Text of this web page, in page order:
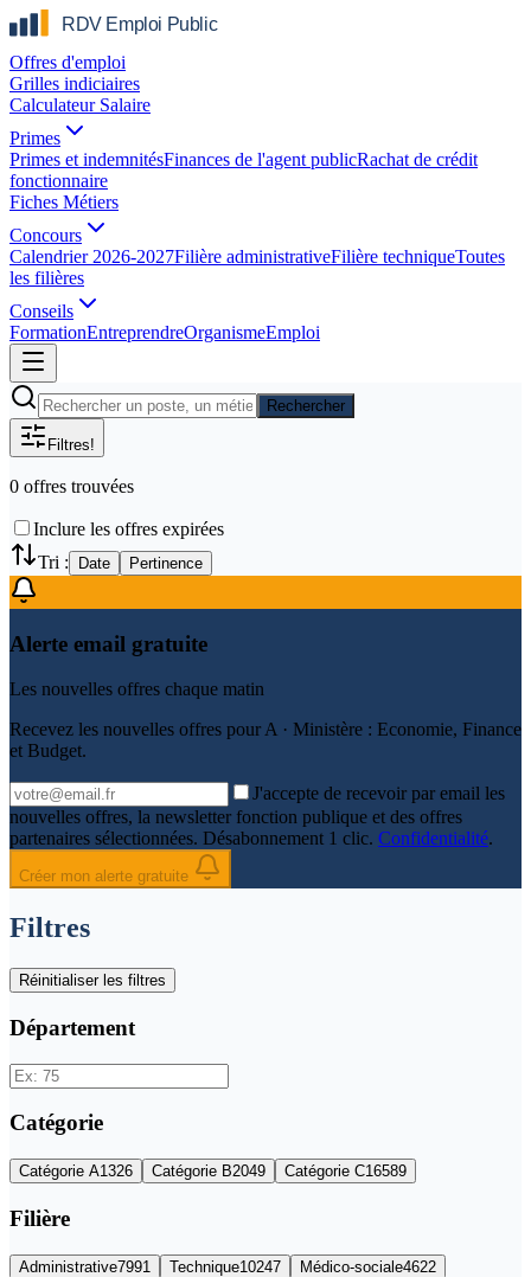
Offres d'emploi
Grilles indiciaires
Calculateur Salaire
Primes
Primes et indemnitésFinances de l'agent publicRachat de crédit
fonctionnaire
Fiches Métiers
Concours
Calendrier 2026-2027Filière administrativeFilière techniqueToutes
les filières
Conseils
FormationEntreprendreOrganismeEmploi
Rechercher
Filtres!
0 offres trouvées
Inclure les offres expirées
Tri :
Date Pertinence
Alerte email gratuite
Les nouvelles offres chaque matin
Recevez les nouvelles offres pourA · Ministère : Economie, Finance
et Budget.
J'accepte de recevoir par email les
nouvelles offres, la newsletter fonction publique et des offres
partenaires sélectionnées. Désabonnement 1 clic. Confidentialité.
Créer mon alerte gratuite
Filtres
Réinitialiser les filtres
Département
Catégorie
Catégorie A1326 Catégorie B2049 Catégorie C16589
Filière
Administrative7991 Technique10247 Médico-sociale4622